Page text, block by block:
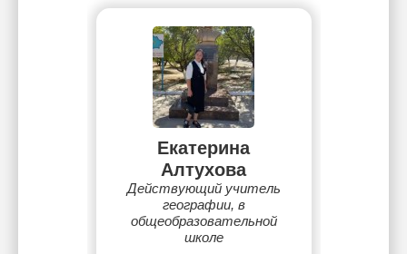
Екатерина
Алтухова
Действующий учитель
географии, в
общеобразовательной
школе